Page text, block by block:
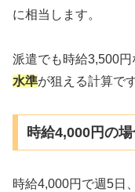
に相当します。
派遣でも時給3,500円
水準が狙える計算です
時給4,000円の
時給4,000円で週5日